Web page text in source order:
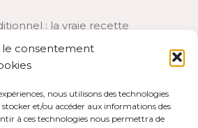
le consentement
nous utilisons des technologies
stocker et/ou accéder aux informations des
à ces technologies nous permettra de
: la vraie recette
: la vraie recette
: la recette italienne